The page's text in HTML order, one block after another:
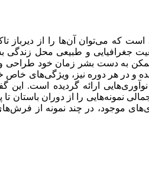
که می‌توان آن‌ها را از دیرباز
جغرافیایی و طبیعی محل
به دست بشر زمان خود طراحی و
و در هر دوره نیز، ویژگی‌های خاص
ارائه گردیده است. این
نمونه‌هایی را از دوران باستان
موجود، در چند نمونه از